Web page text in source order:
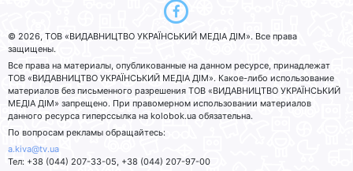
© 2026, ТОВ «ВИДАВНИЦТВО УКРАЇНСЬКИЙ МЕДІА ДІМ». Все права
защищены.
Все права на материалы, опубликованные на данном ресурсе, принадлежат
ТОВ «ВИДАВНИЦТВО УКРАЇНСЬКИЙ МЕДІА ДІМ». Какое-либо использование
материалов без письменного разрешения ТОВ «ВИДАВНИЦТВО УКРАЇНСЬКИЙ
МЕДІА ДІМ» запрещено. При правомерном использовании материалов
данного ресурса гиперссылка на kolobok.ua обязательна.
По вопросам рекламы обращайтесь:
a.kiva@tv.ua
Тел: +38 (044) 207-33-05, +38 (044) 207-97-00